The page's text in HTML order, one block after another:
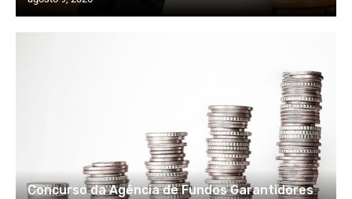
Concurso da Agência de Fundos Garantidores